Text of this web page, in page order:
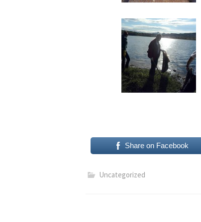
Share on Facebook
Uncategorized